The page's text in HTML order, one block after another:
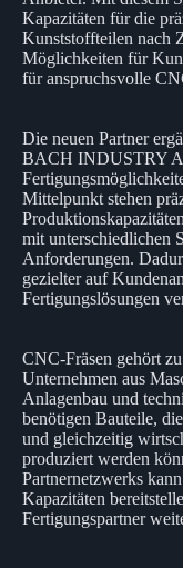
Kapazitäten für die
Kunststoffteilen nach
Möglichkeiten für
für anspruchsvolle
Die neuen Partner
BACH INDUSTRY
Mittelpunkt stehen
mit unterschiedlichen
Anforderungen.
gezielter auf
Fertigungslösungen
CNC-Fräsen gehört
Unternehmen aus
Anlagenbau und
benötigen Bauteile,
und gleichzeitig
produziert werden
Partnernetzwerks
Kapazitäten
Fertigungspartner